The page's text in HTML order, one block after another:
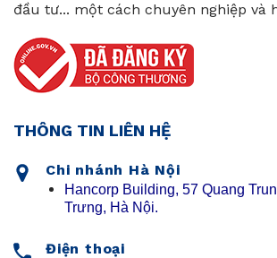
đầu tư... một cách chuyên nghiệp và
THÔNG TIN LIÊN HỆ
Chi nhánh Hà Nội
Hancorp Building, 57 Quang
Trưng, Hà Nội.
Điện thoại